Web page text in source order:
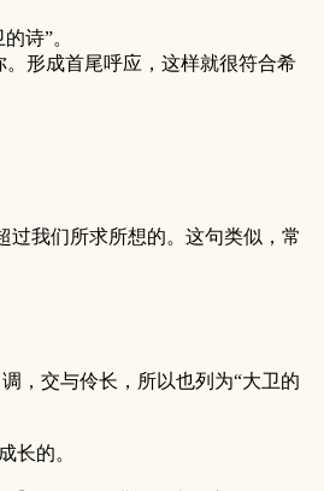
诗”。
形成首尾呼应，这样就很符合希
我们所求所想的。这句类似，常
，交与伶长，所以也列为“大卫的
长的。